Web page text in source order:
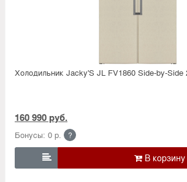
Холодильник Jacky'S JL FV1860 Side-by-Side
160 990 руб.
Бонусы: 0 р. ?
